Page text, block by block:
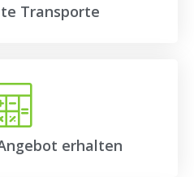
Transporte
erhalten